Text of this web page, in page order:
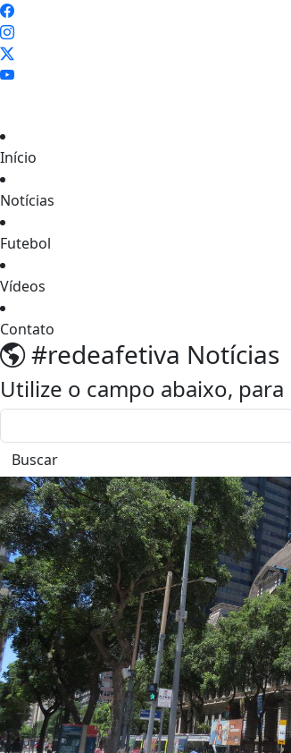
Início
Notícias
Futebol
Vídeos
Contato
#redeafetiva Notícias
Utilize o campo abaixo,
Buscar